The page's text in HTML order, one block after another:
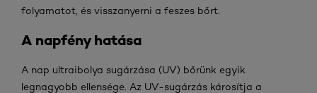
folyamatot, és visszanyerni a feszes bőrt.
A napfény hatása
A nap ultraibolya sugárzása (UV) bőrünk egyik
legnagyobb ellensége. Az UV-sugárzás károsítja a